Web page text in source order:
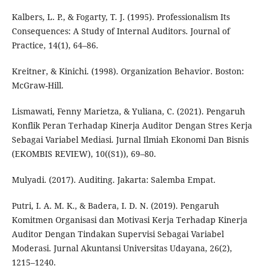
Kalbers, L. P., & Fogarty, T. J. (1995). Professionalism Its
Consequences: A Study of Internal Auditors. Journal of
Practice, 14(1), 64–86.
Kreitner, & Kinichi. (1998). Organization Behavior. Boston:
McGraw-Hill.
Lismawati, Fenny Marietza, & Yuliana, C. (2021). Pengaruh
Konflik Peran Terhadap Kinerja Auditor Dengan Stres Kerja
Sebagai Variabel Mediasi. Jurnal Ilmiah Ekonomi Dan Bisnis
(EKOMBIS REVIEW), 10((S1)), 69–80.
Mulyadi. (2017). Auditing. Jakarta: Salemba Empat.
Putri, I. A. M. K., & Badera, I. D. N. (2019). Pengaruh
Komitmen Organisasi dan Motivasi Kerja Terhadap Kinerja
Auditor Dengan Tindakan Supervisi Sebagai Variabel
Moderasi. Jurnal Akuntansi Universitas Udayana, 26(2),
1215–1240.